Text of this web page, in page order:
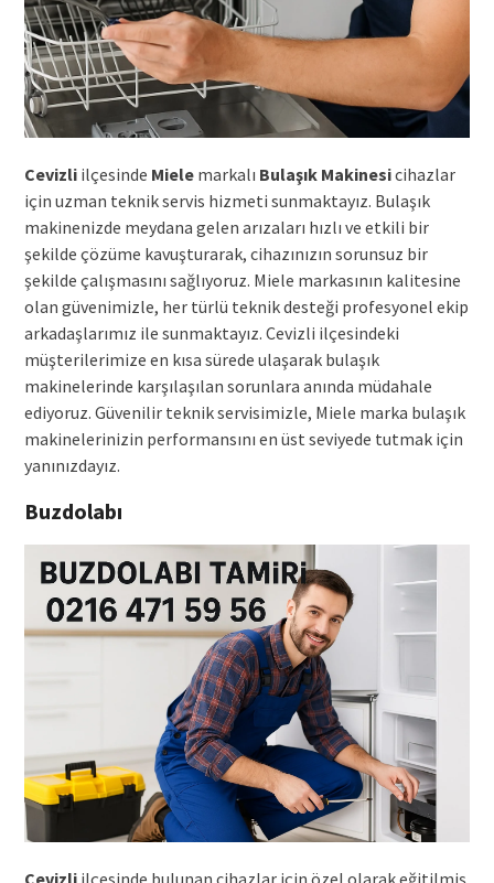
Cevizliilçesinde Mielemarkalı Bulaşık Makinesicihazlar
için uzman teknik servis hizmeti sunmaktayız. Bulaşık
makinenizde meydana gelen arızaları hızlı ve etkili bir
şekilde çözüme kavuşturarak, cihazınızın sorunsuz bir
şekilde çalışmasını sağlıyoruz. Miele markasının kalitesine
olan güvenimizle, her türlü teknik desteği profesyonel ekip
arkadaşlarımız ile sunmaktayız. Cevizli ilçesindeki
müşterilerimize en kısa sürede ulaşarak bulaşık
makinelerinde karşılaşılan sorunlara anında müdahale
ediyoruz. Güvenilir teknik servisimizle, Miele marka bulaşık
makinelerinizin performansını en üst seviyede tutmak için
yanınızdayız.
Buzdolabı